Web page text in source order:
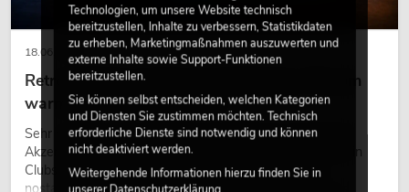
18.06.2026
Retro-Licht im modernen Lichtdesign: Warum
warmes Licht wieder wirkt
Sehr warmes Licht, sichtbare Leuchtflächen und farbige
Akzente prägen viele aktuelle Lichtdesigns auf Bühnen, in
Clubs und bei Events. Retro-Licht ist dabei kein rein
Technologien, um unsere Website technisch
bereitzustellen, Inhalte zu verbessern, Statistikdaten
zu erheben, Marketingmaßnahmen auszuwerten und
externe Inhalte sowie Support-Funktionen
bereitzustellen.
Sie können selbst entscheiden, welchen Kategorien
und Diensten Sie zustimmen möchten. Technisch
erforderliche Dienste sind notwendig und können
nicht deaktiviert werden.
Weitergehende Informationen hierzu finden Sie in
unsererDatenschutzerklärung.